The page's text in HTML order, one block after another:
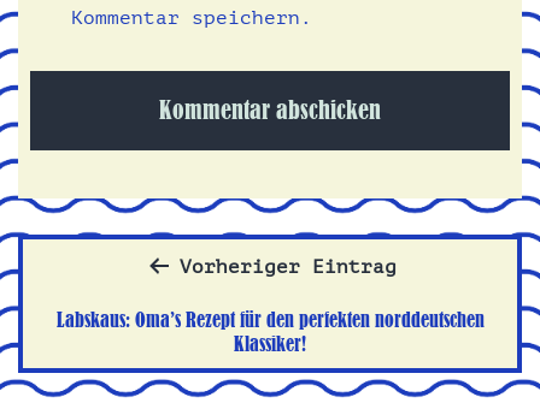
Kommentar speichern.
Beitragsnavigation
Vorheriger Eintrag
Labskaus: Oma’s Rezept für den perfekten norddeutschen
Klassiker!